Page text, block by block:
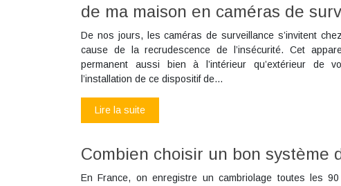
de ma maison en caméras de
De nos jours, les caméras de surveillance s’invitent
cause de la recrudescence de l’insécurité. Cet
permanent aussi bien à l’intérieur qu’extérieur de
l’installation de ce dispositif de…
Lire la suite
Combien choisir un bon système
En France, on enregistre un cambriolage toutes les